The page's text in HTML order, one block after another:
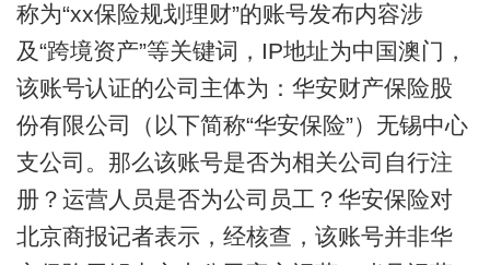
称为“xx保险规划理财”的账号发布内容涉
及“跨境资产”等关键词，IP地址为中国澳门，
该账号认证的公司主体为：华安财产保险股
份有限公司（以下简称“华安保险”）无锡中心
支公司。那么该账号是否为相关公司自行注
册？运营人员是否为公司员工？华安保险对
北京商报记者表示，经核查，该账号并非华